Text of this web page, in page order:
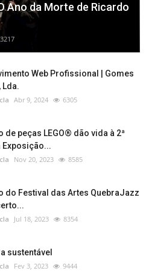
Ano da Morte de Ricardo
3217
Web Profissional | Gomes
Lda.
Abr 9, 2024 6305
de peças LEGO® dão vida à 2ª
Exposição...
Nov 20, 2023 8585
do Festival das Artes QuebraJazz
Jul 18, 2023 8354
sustentável
Fev 3, 2023 9444